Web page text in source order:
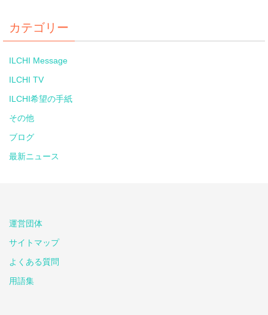
カテゴリー
ILCHI Message
ILCHI TV
ILCHI希望の手紙
その他
ブログ
最新ニュース
運営団体
サイトマップ
よくある質問
用語集